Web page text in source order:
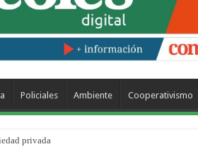
Policiales Ambiente Cooperativismo
que esperan una familia tiene CUD